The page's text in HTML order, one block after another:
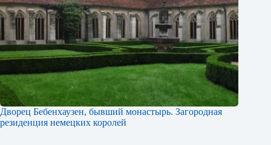
Дворец Бебенхаузен, бывший монастырь. Загородная
резиденция немецких королей